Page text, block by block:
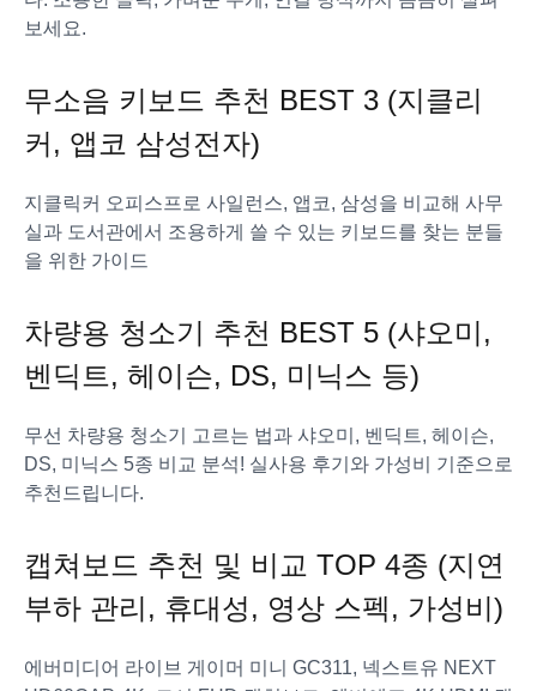
보세요.
무소음 키보드 추천 BEST 3 (지클리
커, 앱코 삼성전자)
지클릭커 오피스프로 사일런스, 앱코, 삼성을 비교해 사무
실과 도서관에서 조용하게 쓸 수 있는 키보드를 찾는 분들
을 위한 가이드
차량용 청소기 추천 BEST 5 (샤오미,
벤딕트, 헤이슨, DS, 미닉스 등)
무선 차량용 청소기 고르는 법과 샤오미, 벤딕트, 헤이슨,
DS, 미닉스 5종 비교 분석! 실사용 후기와 가성비 기준으로
추천드립니다.
캡쳐보드 추천 및 비교 TOP 4종 (지연
부하 관리, 휴대성, 영상 스펙, 가성비)
에버미디어 라이브 게이머 미니 GC311, 넥스트유 NEXT